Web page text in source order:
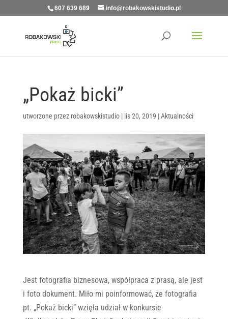
607 639 689 info@robakowskistudio.pl
„Pokaż bicki”
utworzone przez robakowskistudio| lis 20, 2019 |Aktualności
Jest fotografia biznesowa, współpraca z prasą, ale jest
i foto dokument. Miło mi poinformować, że fotografia
pt. „Pokaż bicki” wzięła udział w konkursie